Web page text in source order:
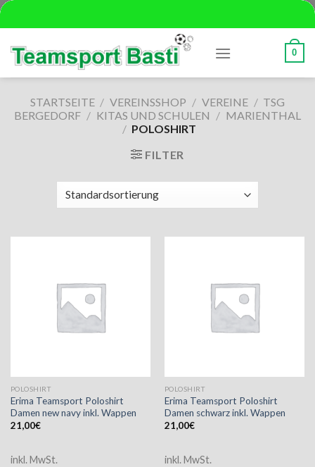
Skip
to
content
0
STARTSEITE / VEREINSSHOP / VEREINE / TSG
BERGEDORF / KITAS UND SCHULEN / MARIENTHAL
/ POLOSHIRT
FILTER
POLOSHIRT
Erima Teamsport Poloshirt
Damen new navy inkl. Wappen
21,00€
inkl. MwSt.
POLOSHIRT
Erima Teamsport Poloshirt
Damen schwarz inkl. Wappen
21,00€
inkl. MwSt.